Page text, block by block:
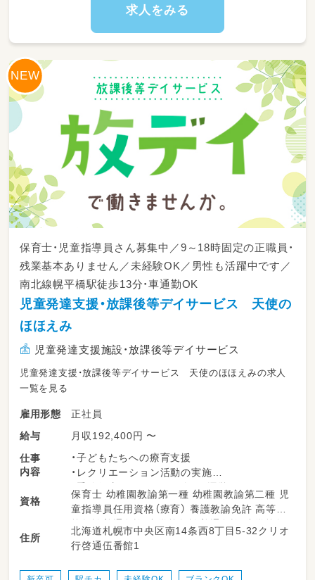
求人をみる
保育士・児童指導員さん募集中／9～18時固定の正職員・
残業基本ありません／未経験OK／男性も活躍中です／
南北線幌平橋駅徒歩13分・車通勤OK
児童発達支援・放課後等デイサービス 天使の
ほほえみ
児童発達支援施設・放課後等デイサービス
児童発達支援・放課後等デイサービス 天使のほほえみの求人
一覧を見る
雇用形態
正社員
給与
月収192,400円 〜
仕事
内容
・子どもたちへの療育支援
・レクリエーション活動の実施
・季節行事やイベントの企画・運営
・学校やご自宅への送迎業務
・その他、日々の支援に関わる業務
資格
保育士 幼稚園教諭第一種 幼稚園教諭第二種 児
童指導員任用資格（療育） 養護教諭免許 高等学
校教諭普通免許 中学校教諭普通免許 小学校教
諭普通免許 社会福祉士 普通自動車運転免許
住所
北海道札幌市中央区南14条西8丁目5-32クリオ
行啓通伍番館1